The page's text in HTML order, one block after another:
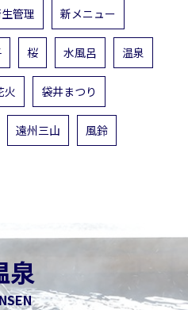
管理 新メニュー
桜 水風呂 温泉
火 袋井まつり
遠州三山 風鈴
泉